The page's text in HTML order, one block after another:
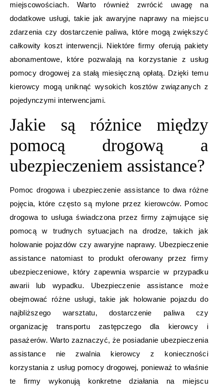
miejscowościach. Warto również zwrócić uwagę na
dodatkowe usługi, takie jak awaryjne naprawy na miejscu
zdarzenia czy dostarczenie paliwa, które mogą zwiększyć
całkowity koszt interwencji. Niektóre firmy oferują pakiety
abonamentowe, które pozwalają na korzystanie z usług
pomocy drogowej za stałą miesięczną opłatą. Dzięki temu
kierowcy mogą uniknąć wysokich kosztów związanych z
pojedynczymi interwencjami.
Jakie są różnice między
pomocą drogową a
ubezpieczeniem assistance?
Pomoc drogowa i ubezpieczenie assistance to dwa różne
pojęcia, które często są mylone przez kierowców. Pomoc
drogowa to usługa świadczona przez firmy zajmujące się
pomocą w trudnych sytuacjach na drodze, takich jak
holowanie pojazdów czy awaryjne naprawy. Ubezpieczenie
assistance natomiast to produkt oferowany przez firmy
ubezpieczeniowe, który zapewnia wsparcie w przypadku
awarii lub wypadku. Ubezpieczenie assistance może
obejmować różne usługi, takie jak holowanie pojazdu do
najbliższego warsztatu, dostarczenie paliwa czy
organizację transportu zastępczego dla kierowcy i
pasażerów. Warto zaznaczyć, że posiadanie ubezpieczenia
assistance nie zwalnia kierowcy z konieczności
korzystania z usług pomocy drogowej, ponieważ to właśnie
te firmy wykonują konkretne działania na miejscu